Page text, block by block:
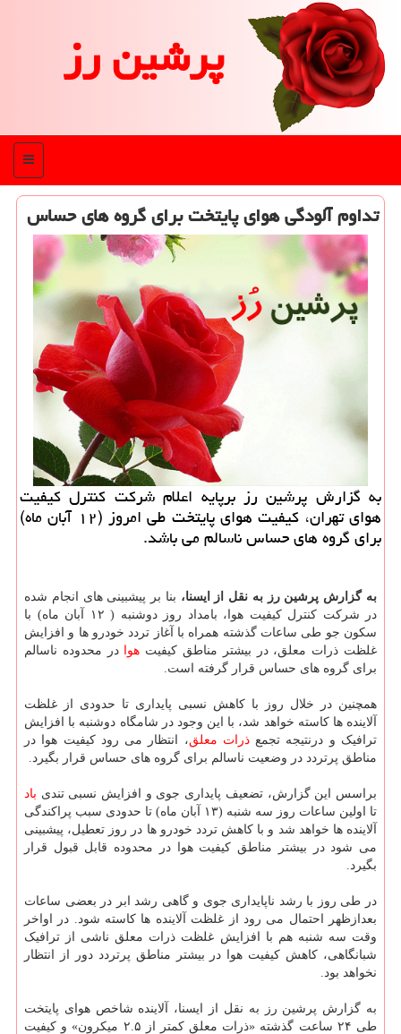
پرشین رز
منو
تداوم آلودگی هوای پایتخت برای گروه های حساس
به گزارش پرشین رز برپایه اعلام شركت كنترل كیفیت
هوای تهران، كیفیت هوای پایتخت طی امروز (۱۲ آبان ماه)
برای گروه های حساس ناسالم می باشد.
به گزارش پرشین رز به نقل از ایسنا، بنا بر پیشبینی های انجام شده
در شرکت کنترل کیفیت هوا، بامداد روز دوشنبه ( ۱۲ آبان ماه) با
سکون جو طی ساعات گذشته همراه با آغاز تردد خودرو ها و افزایش
غلظت ذرات معلق، در بیشتر مناطق کیفیت هوا در محدوده ناسالم
برای گروه های حساس قرار گرفته است.
همچنین در خلال روز با کاهش نسبی پایداری تا حدودی از غلظت
آلاینده ها کاسته خواهد شد، با این وجود در شامگاه دوشنبه با افزایش
ترافیک و درنتیجه تجمعذرات معلق، انتظار می رود کیفیت هوا در
مناطق پرتردد در وضعیت ناسالم برای گروه های حساس قرار بگیرد.
براسس این گزارش، تضعیف پایداری جوی و افزایش نسبی تندی باد
تا اولین ساعات روز سه شنبه (۱۳ آبان ماه) تا حدودی سبب پراکندگی
آلاینده ها خواهد شد و با کاهش تردد خودرو ها در روز تعطیل، پیشبینی
می شود در بیشتر مناطق کیفیت هوا در محدوده قابل قبول قرار
بگیرد.
در طی روز با رشد ناپایداری جوی و گاهی رشد ابر در بعضی ساعات
بعدازظهر احتمال می رود از غلظت آلاینده ها کاسته شود. در اواخر
وقت سه شنبه هم با افزایش غلظت ذرات معلق ناشی از ترافیک
شبانگاهی، کاهش کیفیت هوا در بیشتر مناطق پرتردد دور از انتظار
نخواهد بود.
به گزارش پرشین رز به نقل از ایسنا، آلاینده شاخص هوای پایتخت
طی ۲۴ ساعت گذشته «ذرات معلق کمتر از ۲.۵ میکرون» و کیفیت